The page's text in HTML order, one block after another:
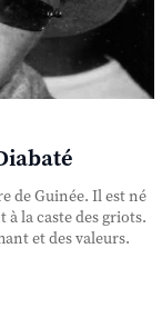
de Guinée. Il est né
à la caste des griots.
et des valeurs.